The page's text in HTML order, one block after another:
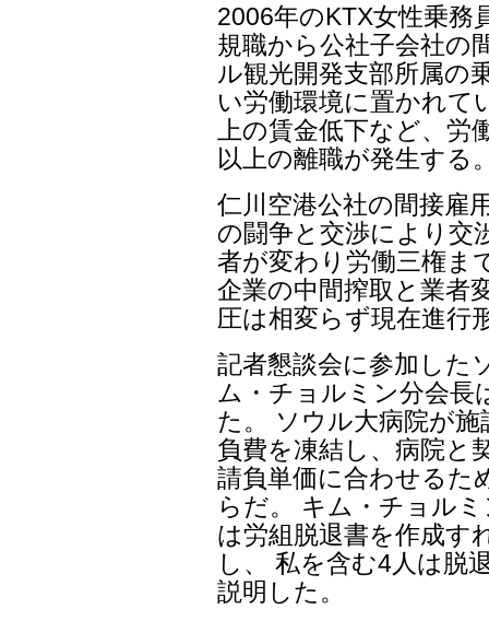
2006年のKTX女性乗務
規職から公社子会社の
ル観光開発支部所属の
い労働環境に置かれて
上の賃金低下など、
以上の離職が発生する
仁川空港公社の間接雇
の闘争と交渉により交
者が変わり労働三権ま
企業の中間搾取と業者
圧は相変らず現在進行
記者懇談会に参加した
ム・チョルミン分会長
た。 ソウル大病院が
負費を凍結し、病院と
請負単価に合わせるた
らだ。 キム・チョル
は労組脱退書を作成す
し、 私を含む4人は脱
説明した。